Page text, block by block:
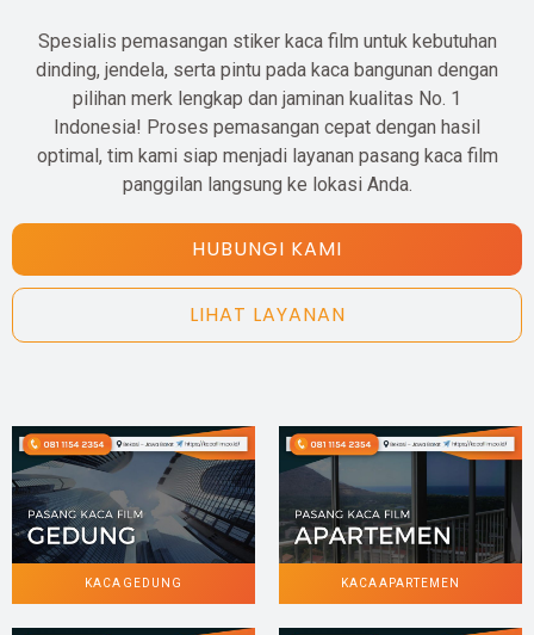
Spesialis pemasangan stiker kaca film untuk kebutuhan
dinding, jendela, serta pintu pada kaca bangunan dengan
pilihan merk lengkap dan jaminan kualitas No. 1
Indonesia! Proses pemasangan cepat dengan hasil
optimal, tim kami siap menjadi layanan pasang kaca film
panggilan langsung ke lokasi Anda.
HUBUNGI KAMI
LIHAT LAYANAN
KACA GEDUNG KACA APARTEMEN